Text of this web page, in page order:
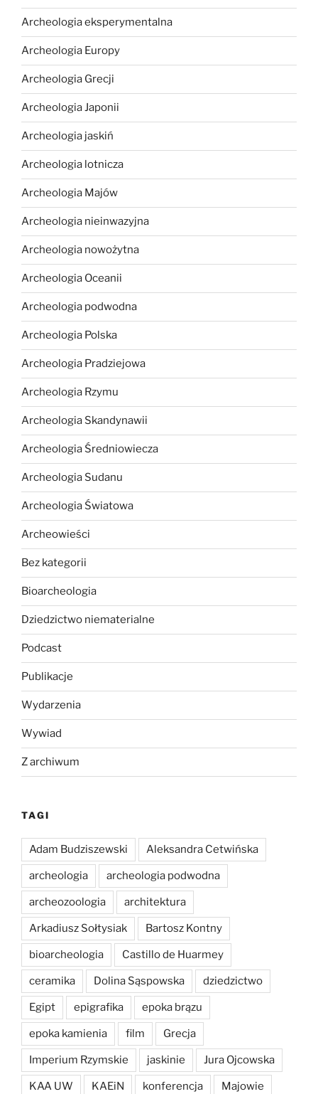
Archeologia eksperymentalna
Archeologia Europy
Archeologia Grecji
Archeologia Japonii
Archeologia jaskiń
Archeologia lotnicza
Archeologia Majów
Archeologia nieinwazyjna
Archeologia nowożytna
Archeologia Oceanii
Archeologia podwodna
Archeologia Polska
Archeologia Pradziejowa
Archeologia Rzymu
Archeologia Skandynawii
Archeologia Średniowiecza
Archeologia Sudanu
Archeologia Światowa
Archeowieści
Bez kategorii
Bioarcheologia
Dziedzictwo niematerialne
Podcast
Publikacje
Wydarzenia
Wywiad
Z archiwum
TAGI
Adam Budziszewski Aleksandra Cetwińska
archeologia archeologia podwodna
archeozoologia architektura
Arkadiusz Sołtysiak Bartosz Kontny
bioarcheologia Castillo de Huarmey
ceramika Dolina Sąspowska dziedzictwo
Egipt epigrafika epoka brązu
epoka kamienia film Grecja
Imperium Rzymskie jaskinie Jura Ojcowska
KAA UW KAEiN konferencja Majowie